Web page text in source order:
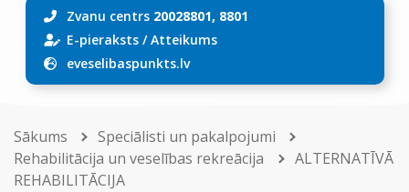
Zvanu centrs 20028801, 8801
E-pieraksts/Atteikums
eveselibaspunkts.lv
Sākums
Speciālisti un pakalpojumi
Rehabilitācija un veselības rekreācija
ALTERNATĪVĀ
REHABILITĀCIJA